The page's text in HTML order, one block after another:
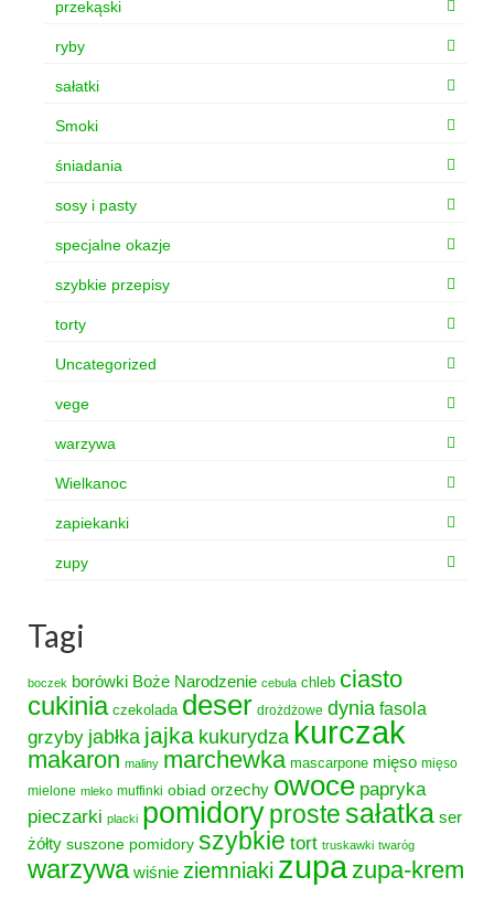
przekąski
ryby
sałatki
Smoki
śniadania
sosy i pasty
specjalne okazje
szybkie przepisy
torty
Uncategorized
vege
warzywa
Wielkanoc
zapiekanki
zupy
Tagi
boczek borówki Boże Narodzenie cebula chleb ciasto
cukinia czekolada deser drożdżowe dynia fasola
grzyby jabłka jajka kukurydza kurczak
makaron maliny marchewka mascarpone mięso mięso
mielone mleko muffinki obiad orzechy owoce papryka
pieczarki placki pomidoryproste sałatka ser
żółty suszone pomidory szybkie tort truskawki twaróg
warzywa wiśnie ziemniaki zupazupa-krem